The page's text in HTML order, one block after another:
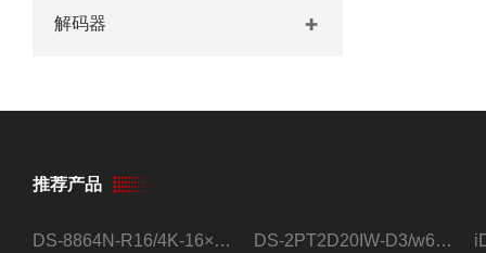
解码器
推荐产品
DS-8864N-R16/4K-16×4T/希捷16盘位录像机 DS-2PT2D20IW-D3/w64路高清硬盘录像机